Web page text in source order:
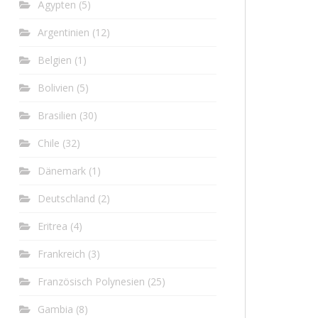
Ägypten (5)
Argentinien (12)
Belgien (1)
Bolivien (5)
Brasilien (30)
Chile (32)
Dänemark (1)
Deutschland (2)
Eritrea (4)
Frankreich (3)
Französisch Polynesien (25)
Gambia (8)